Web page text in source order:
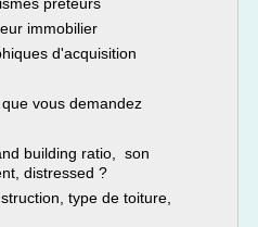
immobilier
d'acquisition
vous demandez
building ratio, son
distressed ?
type de toiture,